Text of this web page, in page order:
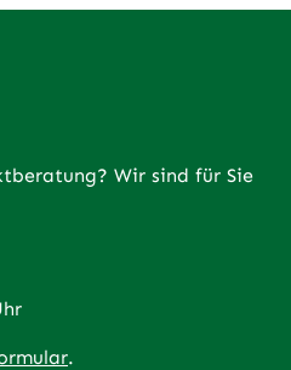
Wir sind für Sie
.